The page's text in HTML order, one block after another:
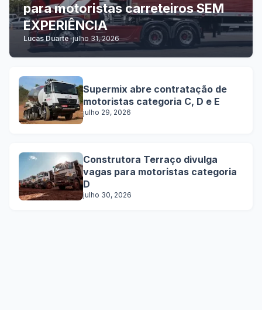
para motoristas carreteiros SEM
EXPERIÊNCIA
Lucas Duarte-julho 31, 2026
Supermix abre contratação de
motoristas categoria C, D e E
julho 29, 2026
Construtora Terraço divulga
vagas para motoristas categoria
D
julho 30, 2026